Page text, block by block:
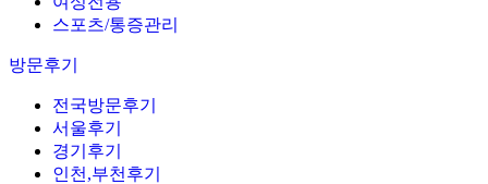
스포츠/통증관리
방문후기
전국방문후기
서울후기
경기후기
인천,부천후기